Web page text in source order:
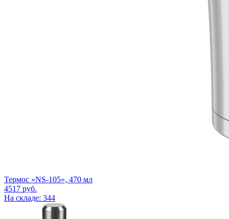
Термос «NS-105», 470 мл
4517 руб.
На складе: 344